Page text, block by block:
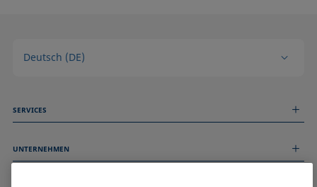
Deutsch (DE)
SERVICES
Technischer Service
UNTERNEHMEN